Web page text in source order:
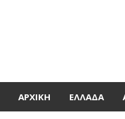
ΑΡΧΙΚΉ ΕΛΛΆΔΑ